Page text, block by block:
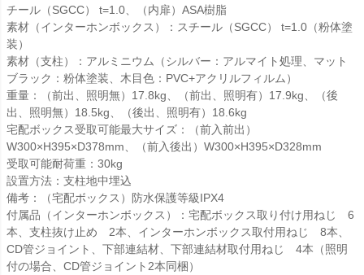
チール（SGCC） t=1.0、（内扉）ASA樹脂
素材（インターホンボックス）：スチール（SGCC） t=1.0（粉体塗
装）
素材（支柱）：アルミニウム（シルバー：アルマイト処理、マット
ブラック：粉体塗装、木目色：PVC+アクリルフィルム）
重量：（前出、照明無）17.8kg、（前出、照明有）17.9kg、（後
出、照明無）18.5kg、（後出、照明有）18.6kg
宅配ボックス受取可能最大サイズ：（前入前出）
W300×H395×D378mm、（前入後出）W300×H395×D328mm
受取可能耐荷重：30kg
設置方法：支柱地中埋込
備考：（宅配ボックス）防水保護等級IPX4
付属品（インターホンボックス）：宅配ボックス取り付け用ねじ 6
本、支柱抜け止め 2本、インターホンボックス取付用ねじ 8本、
CD管ジョイント、下部連結材、下部連結材取付用ねじ 4本（照明
付の場合、CD管ジョイント2本同梱）